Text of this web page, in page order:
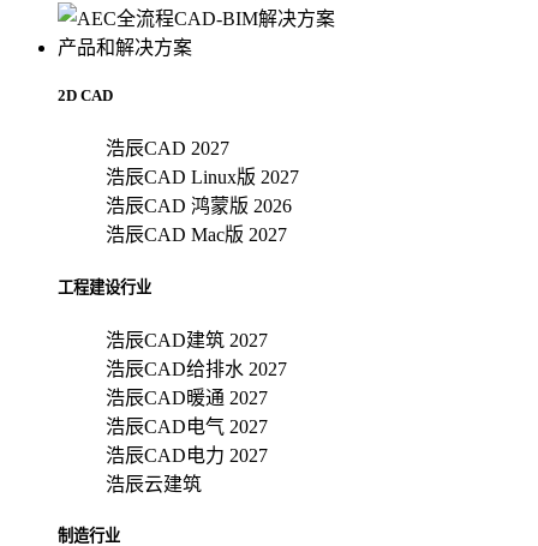
产品和解决方案
2D CAD
浩辰CAD 2027
浩辰CAD Linux版 2027
浩辰CAD 鸿蒙版 2026
浩辰CAD Mac版 2027
工程建设行业
浩辰CAD建筑 2027
浩辰CAD给排水 2027
浩辰CAD暖通 2027
浩辰CAD电气 2027
浩辰CAD电力 2027
浩辰云建筑
制造行业